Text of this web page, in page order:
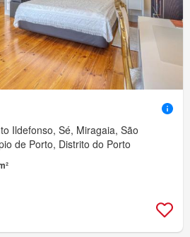
Ildefonso, Sé, Miragaia, São
de Porto, Distrito do Porto